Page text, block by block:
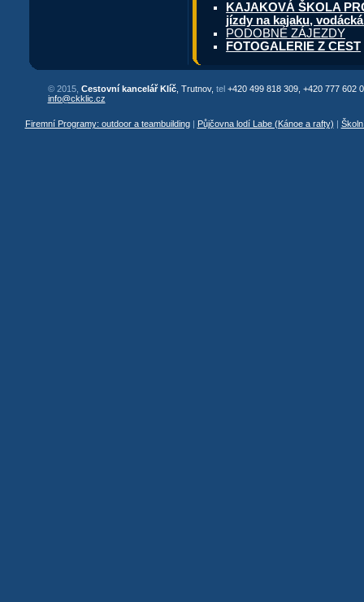
KAJAKOVÁ ŠKOLA
jízdy na kajaku,
PODOBNÉ ZÁJEZDY
FOTOGALERIE Z CEST
© 2015, Cestovní kancelář Klíč, Trutnov, tel +420 499 818 309, +420 777 602
info@ckklic.cz
Firemní Programy: outdoor a teambuilding| Půjčovna lodí Labe (Kánoe a rafty)